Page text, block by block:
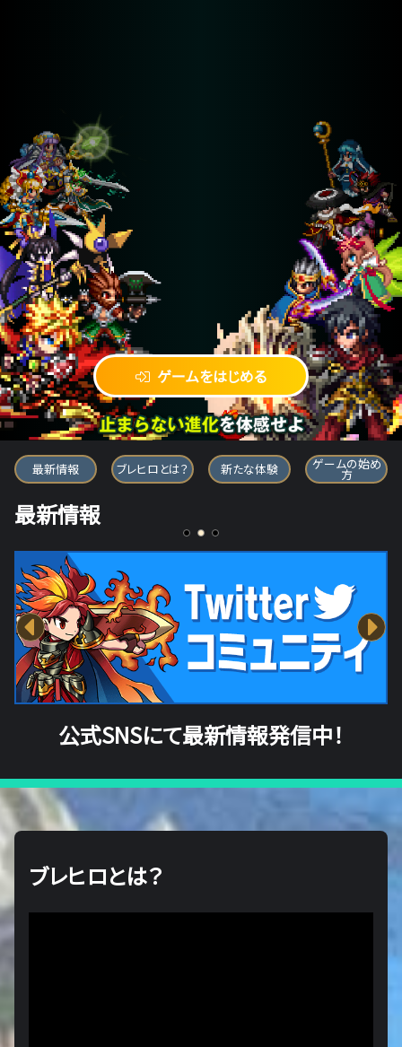
ゲームをはじめる
ブレイブ フロンティア ヒーローズ
最新情報 ブレヒロとは？ 新たな体験 ゲームの始め
方
最新情報
公式SNSにて最新情報発信中！
ブレヒロとは？